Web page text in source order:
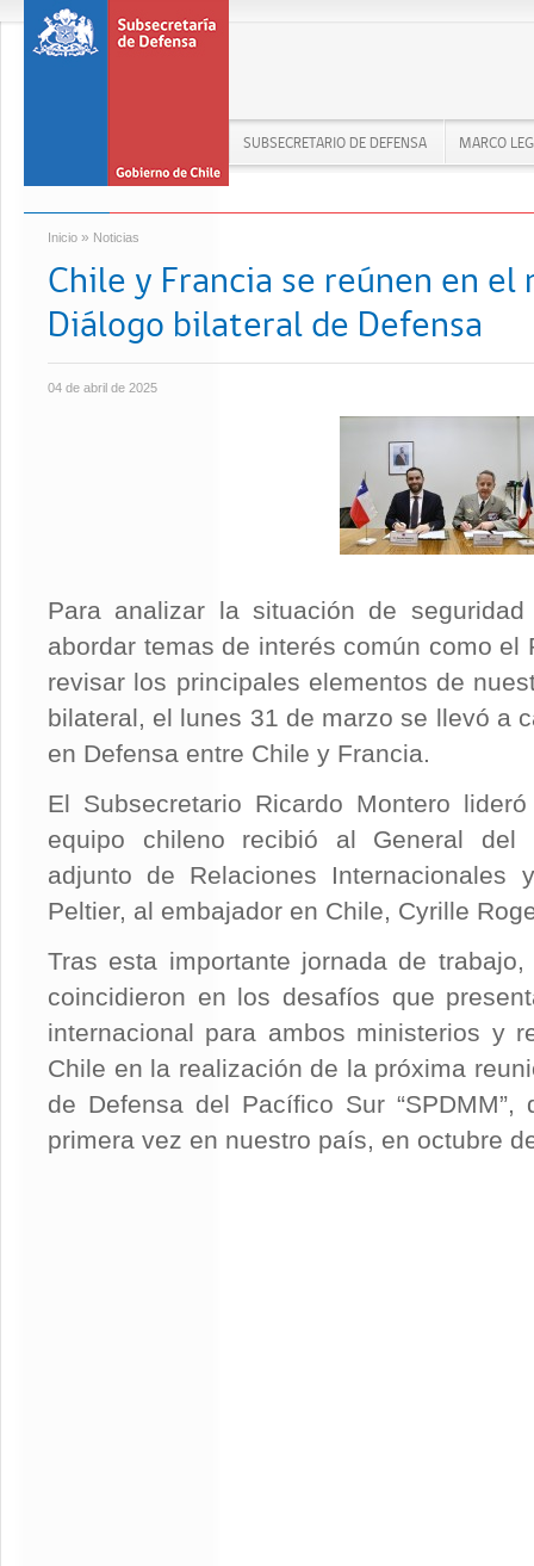
SUBSECRETARIO DE DEFENSA MARCO
Inicio » Noticias
Chile y Francia se reúnen en el
Diálogo bilateral de Defensa
04 de abril de 2025
Para analizar la situación de
abordar temas de interés común como el
revisar los principales elementos de
bilateral, el lunes 31 de marzo se llevó a
en Defensa entre Chile y Francia.
El Subsecretario Ricardo Montero
equipo chileno recibió al General del
adjunto de Relaciones Internacionales
Peltier, al embajador en Chile, Cyrille
Tras esta importante jornada de
coincidieron en los desafíos que
internacional para ambos ministerios y
Chile en la realización de la próxima
de Defensa del Pacífico Sur
primera vez en nuestro país, en octubre